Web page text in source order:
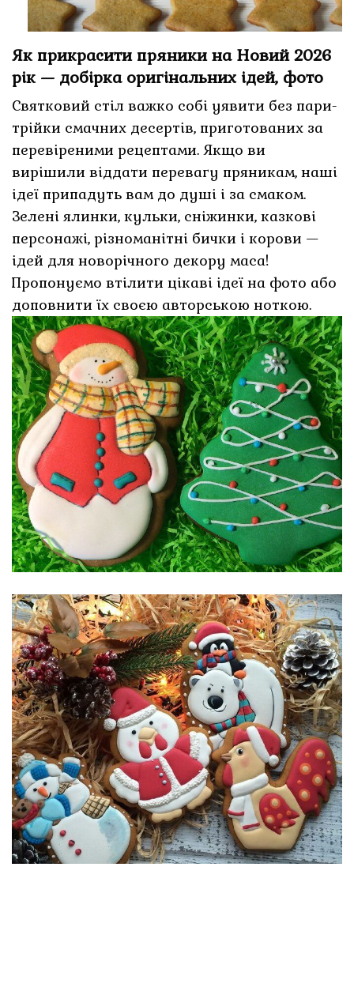
Як прикрасити пряники на Новий 2026
рік — добірка оригінальних ідей, фото
Святковий стіл важко собі уявити без пари-
трійки смачних десертів, приготованих за
перевіреними рецептами. Якщо ви
вирішили віддати перевагу пряникам, наші
ідеї припадуть вам до душі і за смаком.
Зелені ялинки, кульки, сніжинки, казкові
персонажі, різноманітні бички і корови —
ідей для новорічного декору маса!
Пропонуємо втілити цікаві ідеї на фото або
доповнити їх своєю авторською ноткою.